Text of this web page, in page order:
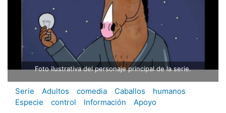
Foto ilustrativa del personaje principal de la serie.
Serie Adultos comedia Caballos
humanos
Especie
control Información Apoyo